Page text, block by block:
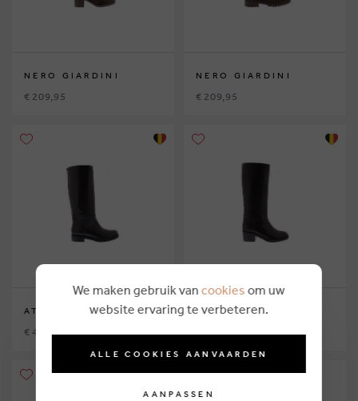
NERO GIARDINI
€ 209,95
NERO GIARDINI
€ 209,95
ATELIER CONTENT
€ 485,00
ATELIER CONTENT
€ 479,00
We maken gebruik van cookies om uw
website ervaring te verbeteren.
ALLE COOKIES AANVAARDEN
AANPASSEN